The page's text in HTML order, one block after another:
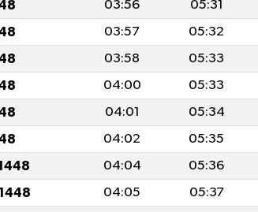
03:56 05:31
03:57 05:32
03:58 05:33
04:00 05:33
04:01 05:34
04:02 05:35
04:04 05:36
04:05 05:37